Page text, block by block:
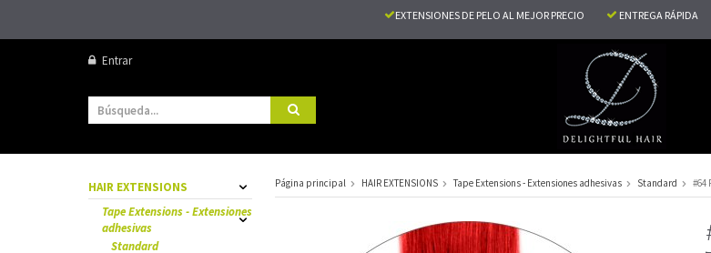
EXTENSIONES DE PELO AL MEJOR PRECIO ENTREGA
Entrar
HAIR EXTENSIONS
Tape Extensions - Extensiones
adhesivas
Standard
Página principal HAIR EXTENSIONS Tape Extensions - Extensiones adhesivas Standard #64